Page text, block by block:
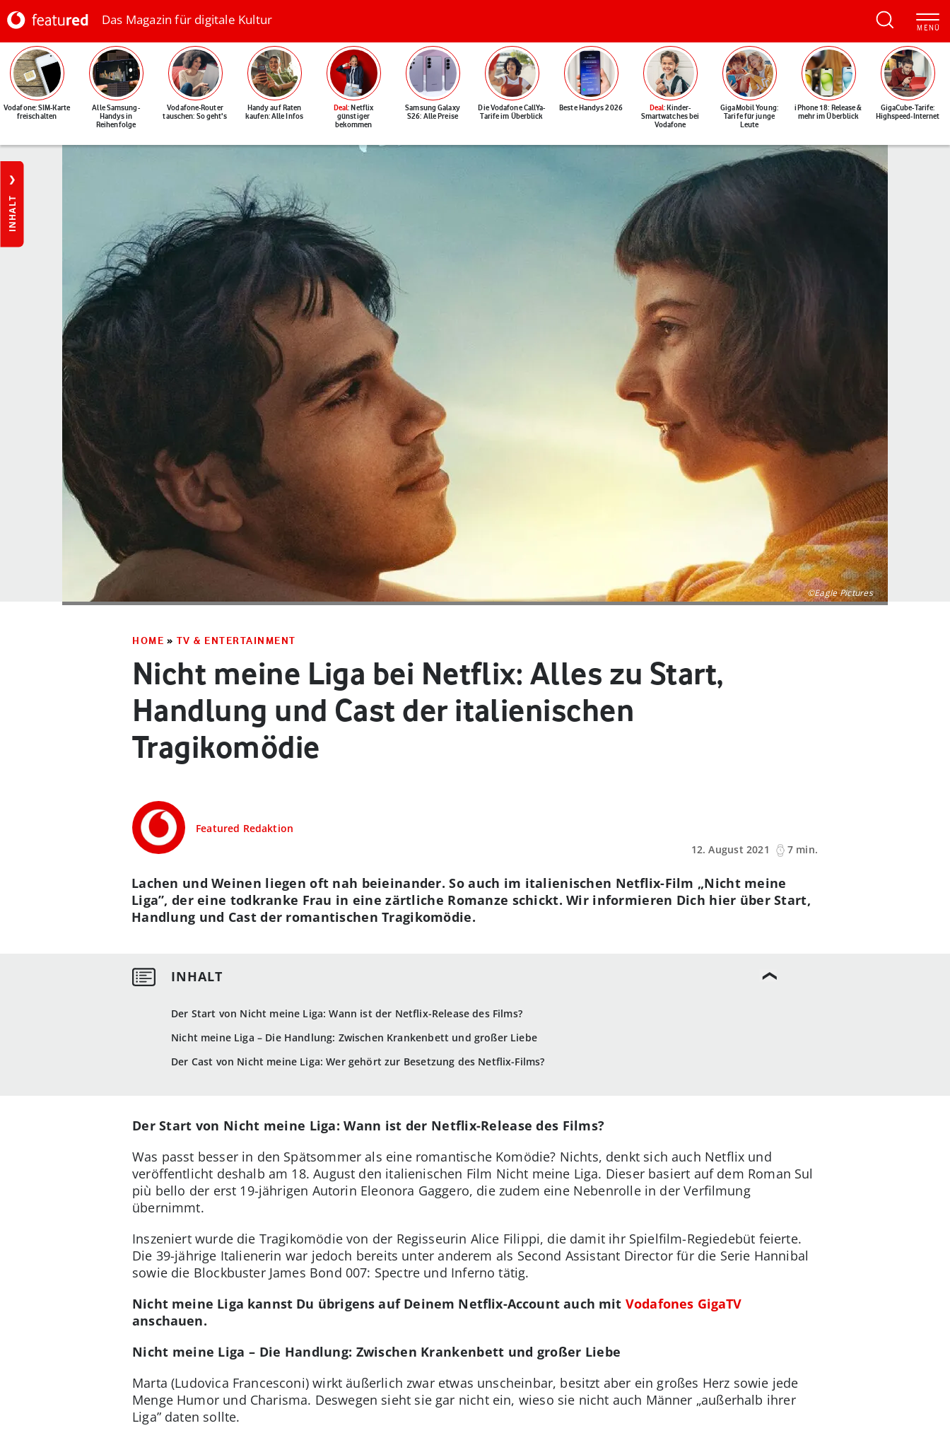
Das Magazin für digitale Kultur
Vodafone: SIM-Karte
freischalten
Alle Samsung-
Handys in
Reihenfolge
Vodafone-Router
tauschen: So geht's
Handy auf Raten
kaufen: Alle Infos
Deal: Netflix
günstiger
bekommen
Samsung Galaxy
S26: Alle Preise
Die Vodafone CallYa-
Tarife im Überblick
Beste Handys 2026 Deal: Kinder-
Smartwatches bei
Vodafone
GigaMobil Young:
Tarife für junge
Leute
iPhone 18: Release &
mehr im Überblick
GigaCube-Tarife:
Highspeed-Internet
INHALT
©Eagle Pictures
HOME » TV & ENTERTAINMENT
Nicht meine Liga bei Netflix: Alles zu Start,
Handlung und Cast der italienischen
Tragikomödie
Featured Redaktion
12. August 2021
7 min.
Der Start von Nicht meine Liga: Wann ist der Netflix-Release des Films?
Nicht meine Liga – Die Handlung: Zwischen Krankenbett und großer Liebe
Der Cast von Nicht meine Liga: Wer gehört zur Besetzung des Netflix-Films?
Lachen und Weinen liegen oft nah beieinander. So auch im italienischen Netflix-Film „Nicht meine
Liga”, der eine todkranke Frau in eine zärtliche Romanze schickt. Wir informieren Dich hier über Start,
Handlung und Cast der romantischen Tragikomödie.
Der Start von Nicht meine Liga: Wann ist der Netflix-Release des Films?
Was passt besser in den Spätsommer als eine romantische Komödie? Nichts, denkt sich auch Netflix und
veröffentlicht deshalb am 18. August den italienischen Film Nicht meine Liga. Dieser basiert auf dem Roman Sul
più bello der erst 19-jährigen Autorin Eleonora Gaggero, die zudem eine Nebenrolle in der Verfilmung
übernimmt.
Inszeniert wurde die Tragikomödie von der Regisseurin Alice Filippi, die damit ihr Spielfilm-Regiedebüt feierte.
Die 39-jährige Italienerin war jedoch bereits unter anderem als Second Assistant Director für die Serie Hannibal
sowie die Blockbuster James Bond 007: Spectre und Inferno tätig.
Nicht meine Liga kannst Du übrigens auf Deinem Netflix-Account auch mit Vodafones GigaTV
anschauen.
Nicht meine Liga – Die Handlung: Zwischen Krankenbett und großer Liebe
Marta (Ludovica Francesconi) wirkt äußerlich zwar etwas unscheinbar, besitzt aber ein großes Herz sowie jede
Menge Humor und Charisma. Deswegen sieht sie gar nicht ein, wieso sie nicht auch Männer „außerhalb ihrer
Liga” daten sollte.